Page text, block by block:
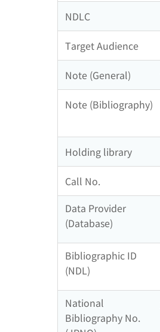
NDLC
Target Audience
Note (General)
Note (Bibliography)
Holding library
Call No.
Data Provider
(Database)
Bibliographic ID
(NDL)
National
Bibliography No.